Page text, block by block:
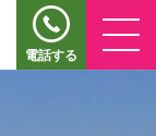
電話する